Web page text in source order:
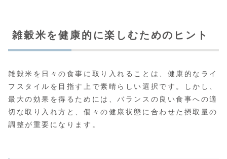
雑穀米を健康的に楽しむためのヒント
雑穀米を日々の食事に取り入れることは、健康的なライ
フスタイルを目指す上で素晴らしい選択です。しかし、
最大の効果を得るためには、バランスの良い食事への適
切な取り入れ方と、個々の健康状態に合わせた摂取量の
調整が重要になります。